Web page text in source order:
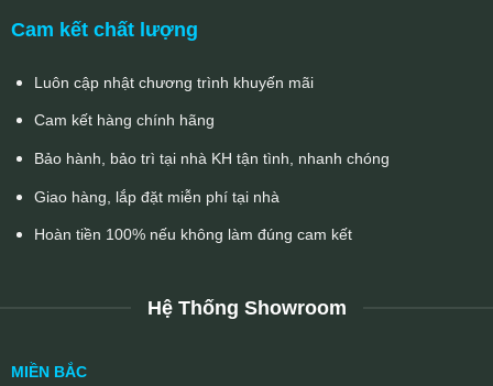
Cam kết chất lượng
Luôn cập nhật chương trình khuyến mãi
Cam kết hàng chính hãng
Bảo hành, bảo trì tại nhà KH tận tình, nhanh chóng
Giao hàng, lắp đặt miễn phí tại nhà
Hoàn tiền 100% nếu không làm đúng cam kết
Hệ Thống Showroom
MIỀN BẮC